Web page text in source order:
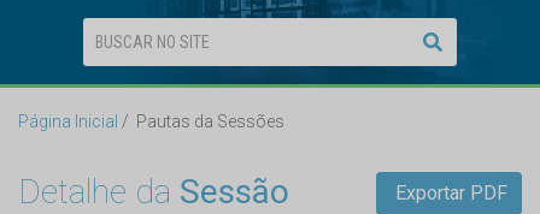
Página Inicial Pautas da Sessões
Detalhe da Sessão Exportar PDF